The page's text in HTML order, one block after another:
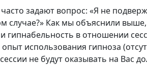
задают вопрос: «Я не
случае?» Как мы объяснили
гипнабельность в отношении
использования гипноза
не будут оказывать на Вас